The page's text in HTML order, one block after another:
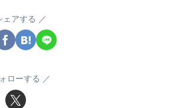
ェアする
ローする